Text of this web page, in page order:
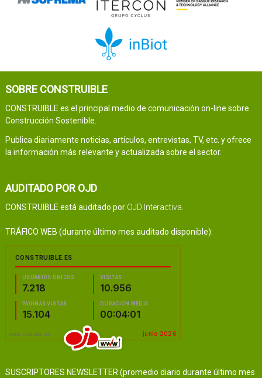
SOBRE CONSTRUIBLE
CONSTRUIBLE es el principal medio de comunicación on-line sobre
Construcción Sostenible.
Publica diariamente noticias, artículos, entrevistas, TV, etc. y ofrece
la información más relevante y actualizada sobre el sector.
AUDITADO POR OJD
CONSTRUIBLE está auditado por OJD Interactiva
TRÁFICO WEB (durante último mes auditado disponible):
SUSCRIPTORES NEWSLETTER (promedio diario durante último mes